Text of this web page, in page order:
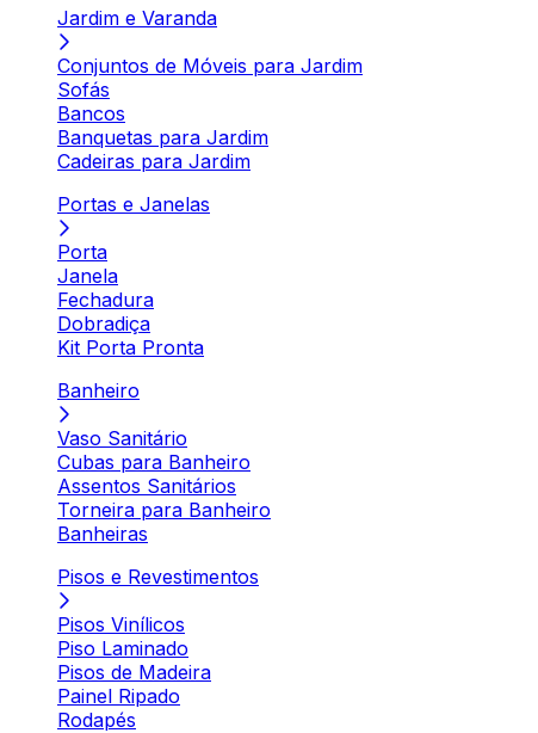
Jardim e Varanda
Conjuntos de Móveis para Jardim
Sofás
Bancos
Banquetas para Jardim
Cadeiras para Jardim
Portas e Janelas
Porta
Janela
Fechadura
Dobradiça
Kit Porta Pronta
Banheiro
Vaso Sanitário
Cubas para Banheiro
Assentos Sanitários
Torneira para Banheiro
Banheiras
Pisos e Revestimentos
Pisos Vinílicos
Piso Laminado
Pisos de Madeira
Painel Ripado
Rodapés